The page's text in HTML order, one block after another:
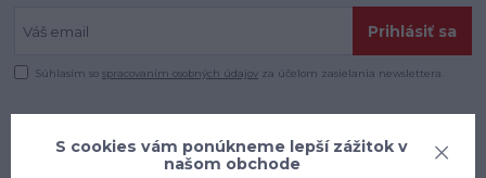
Prihlásiť sa
Súhlasím sospracovaním osobných údajov za účelom zasielania newslettera.
S cookies vám ponúkneme lepší zážitok v
našom obchode